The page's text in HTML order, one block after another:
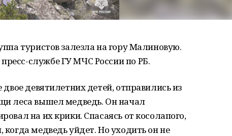
туристов залезла на гору Малиновую.
службе ГУ МЧС России по РБ.
девятилетних детей, отправились из
леса вышел медведь. Он начал
на их крики. Спасаясь от косолапого,
медведь уйдет. Но уходить он не